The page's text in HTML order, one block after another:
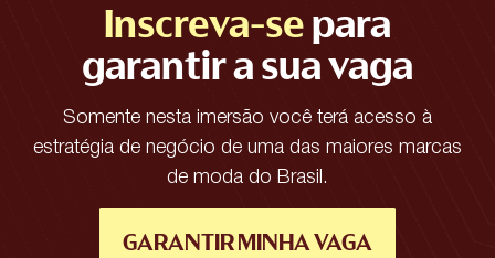
Inscreva-separa
garantir a sua vaga
Somente nesta imersão você terá acesso à
estratégia de negócio de uma das maiores marcas
de moda do Brasil.
GARANTIR MINHA VAGA